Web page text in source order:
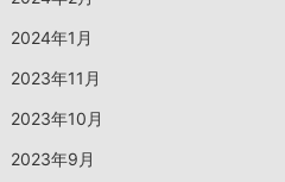
2024年1月
2023年11月
2023年10月
2023年9月